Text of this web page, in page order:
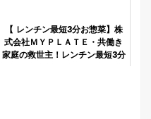
【 レンチン最短3分お惣菜】株
式会社ＭＹＰＬＡＴＥ・共働き
家庭の救世主！レンチン最短3分